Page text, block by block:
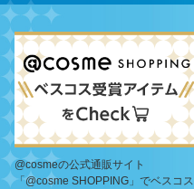
@cosmeの公式通販サイト
「@cosme SHOPPING」でベスコス